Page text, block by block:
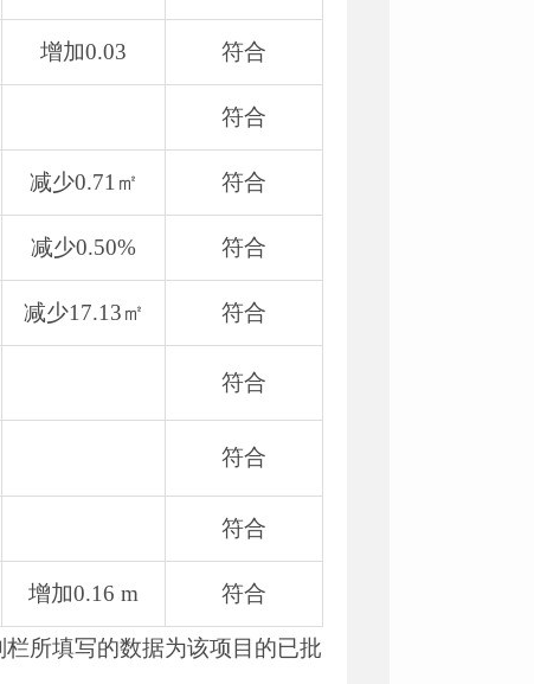
增加0.03 符合
符合
减少0.71㎡ 符合
减少0.50% 符合
减少17.13㎡ 符合
符合
符合
符合
增加0.16 m 符合
所填写的数据为该项目的已批